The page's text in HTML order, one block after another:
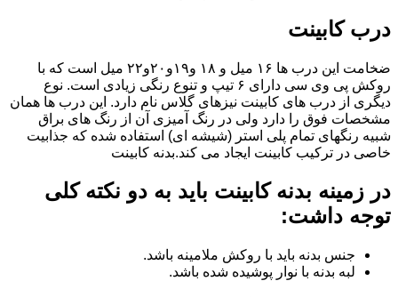
درب کابینت
ضخامت این درب ها ۱۶ میل و ۱۸ و١٩و٢٠و٢٢ میل است که با
روکش پی وی سی دارای ۶ تیپ و تنوع رنگی زیادی است. نوع
دیگری از درب های کابینت نیزهای گلاس نام دارد. این درب ها همان
مشخصات فوق را دارد ولی در رنگ آمیزی آن از رنگ های براق
شبیه رنگهای تمام پلی استر (شیشه ای) استفاده شده که جذابیت
خاصی در ترکیب کابینت ایجاد می کند.بدنه کابینت
در زمینه بدنه کابینت باید به دو نکته کلی
توجه داشت:
جنس بدنه باید با روکش ملامینه باشد.
لبه بدنه با نوار پوشیده شده باشد.